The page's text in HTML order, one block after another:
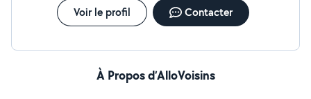
Voir le profil Contacter
À Propos d’AlloVoisins